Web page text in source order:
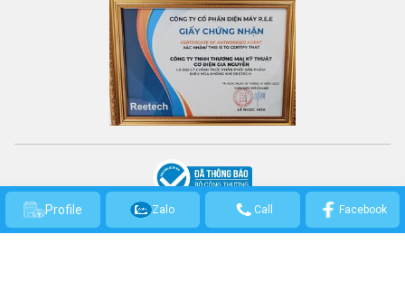
CÔNG TY TNHH THƯƠNG MẠI KỸ THUẬT CƠ ĐIỆN GIA NGUYỄN
GPKD số: 0314301569 - Cấp ngày 21/03/2017 bởi Sở Kế hoạch và Đầu Tư
TP.HCM.
Profile Zalo Call Facebook